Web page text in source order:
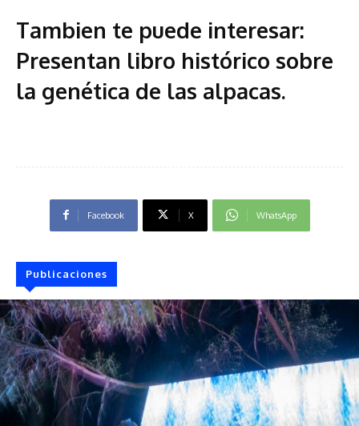
Tambien te puede interesar:
Presentan libro histórico sobre
la genética de las alpacas.
Facebook X WhatsApp
Publicaciones